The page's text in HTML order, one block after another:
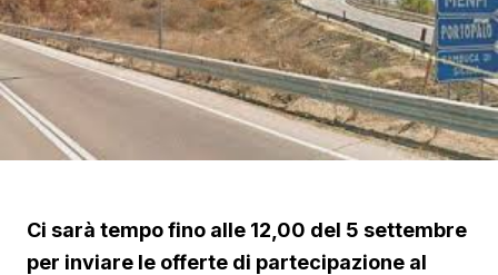
Ci sarà tempo fino alle 12,00 del 5 settembre
per inviare le offerte di partecipazione al